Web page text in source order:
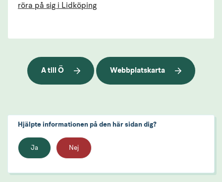
röra på sig i Lidköping
A till Ö Webbplatskarta
Hjälpte informationen på den här sidan dig?
Ja Nej